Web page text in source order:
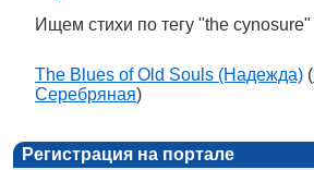
Ищем стихи по тегу "the cynosure"
The Blues of Old Souls (Надежда) (
Серебряная)
Регистрация на портале